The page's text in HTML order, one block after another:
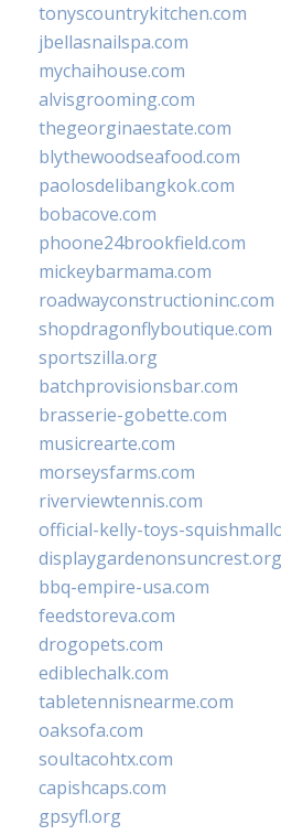
tonyscountrykitchen.com
jbellasnailspa.com
mychaihouse.com
alvisgrooming.com
thegeorginaestate.com
blythewoodseafood.com
paolosdelibangkok.com
bobacove.com
phoone24brookfield.com
mickeybarmama.com
roadwayconstructioninc.com
shopdragonflyboutique.com
sportszilla.org
batchprovisionsbar.com
brasserie-gobette.com
musicrearte.com
morseysfarms.com
riverviewtennis.com
official-kelly-toys-
displaygardenonsuncrest.org
bbq-empire-usa.com
feedstoreva.com
drogopets.com
ediblechalk.com
tabletennisnearme.com
oaksofa.com
soultacohtx.com
capishcaps.com
gpsyfl.org